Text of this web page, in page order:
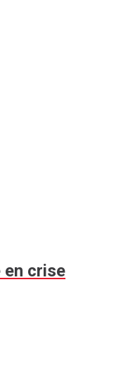
en crise